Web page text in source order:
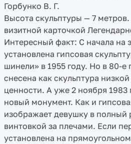
Горбунко В. Г.
Высота скульптуры — 7
визитной карточкой
Интересный факт: С начала на
установлена гипсовая
шинели» в 1955 году. Но в 80-е
снесена как скульптура
ценности. А уже 2 ноября 1983
новый монумент. Как и
изображает девушку в полный
винтовкой за плечами. Если
установлена на